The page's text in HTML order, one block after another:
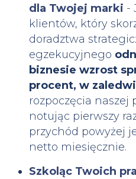
dla Twojej marki -
klientów, który
doradztwa
egzekucyjnego
biznesie wzrost
procent, w
rozpoczęcia naszej
notując pierwszy
przychód powyżej
netto miesięcznie.
Szkoląc Twoich